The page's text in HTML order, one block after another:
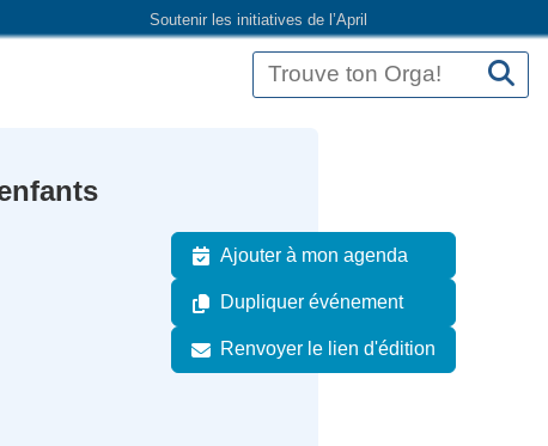
Soutenir les initiatives de l’April
Ajouter à mon agenda
Dupliquer événement
Renvoyer le lien d'édition